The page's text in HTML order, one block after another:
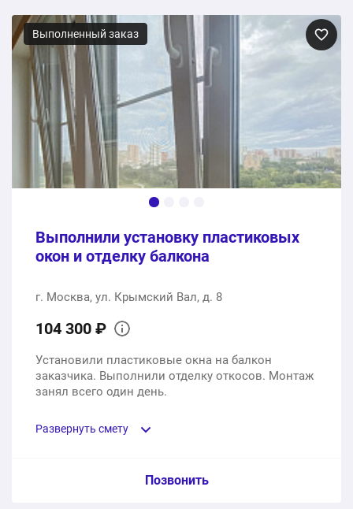
Панорамные алюминиевые окна
1 шт. 726000 ₽
Общая стоимость: 726000 ₽
Выполненный заказ
Выполнили установку пластиковых
окон и отделку балкона
г. Москва, ул. Крымский Вал, д. 8
104 300 ₽
Установили пластиковые окна на балкон
заказчика. Выполнили отделку откосов. Монтаж
занял всего один день.
Развернуть смету
Пункт сметы / Ед. изм. / Цена
Позвонить